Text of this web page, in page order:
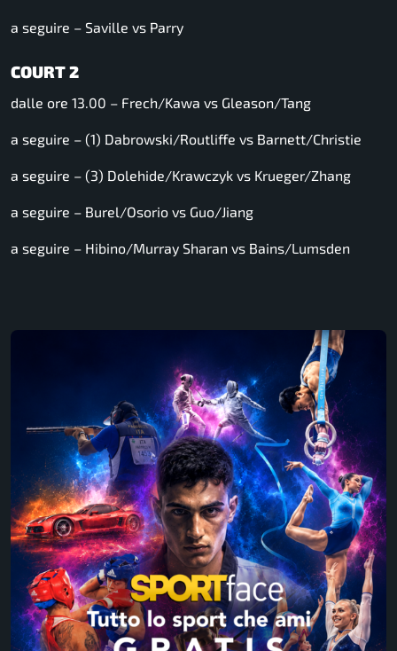
a seguire – Saville vs Parry
COURT 2
dalle ore 13.00 – Frech/Kawa vs Gleason/Tang
a seguire – (1) Dabrowski/Routliffe vs Barnett/Christie
a seguire – (3) Dolehide/Krawczyk vs Krueger/Zhang
a seguire – Burel/Osorio vs Guo/Jiang
a seguire – Hibino/Murray Sharan vs Bains/Lumsden